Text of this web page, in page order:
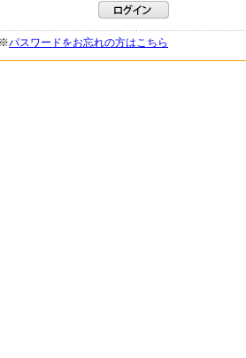
※パスワードをお忘れの方はこちら